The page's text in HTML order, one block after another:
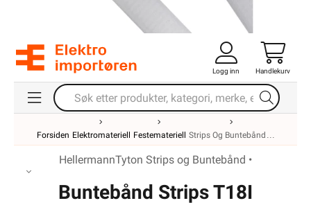
Logg inn Handlekurv
Forsiden Elektromateriell Festemateriell Strips Og Buntebånd
HellermannTyton Strips og Buntebånd •
Buntebånd Strips T18I